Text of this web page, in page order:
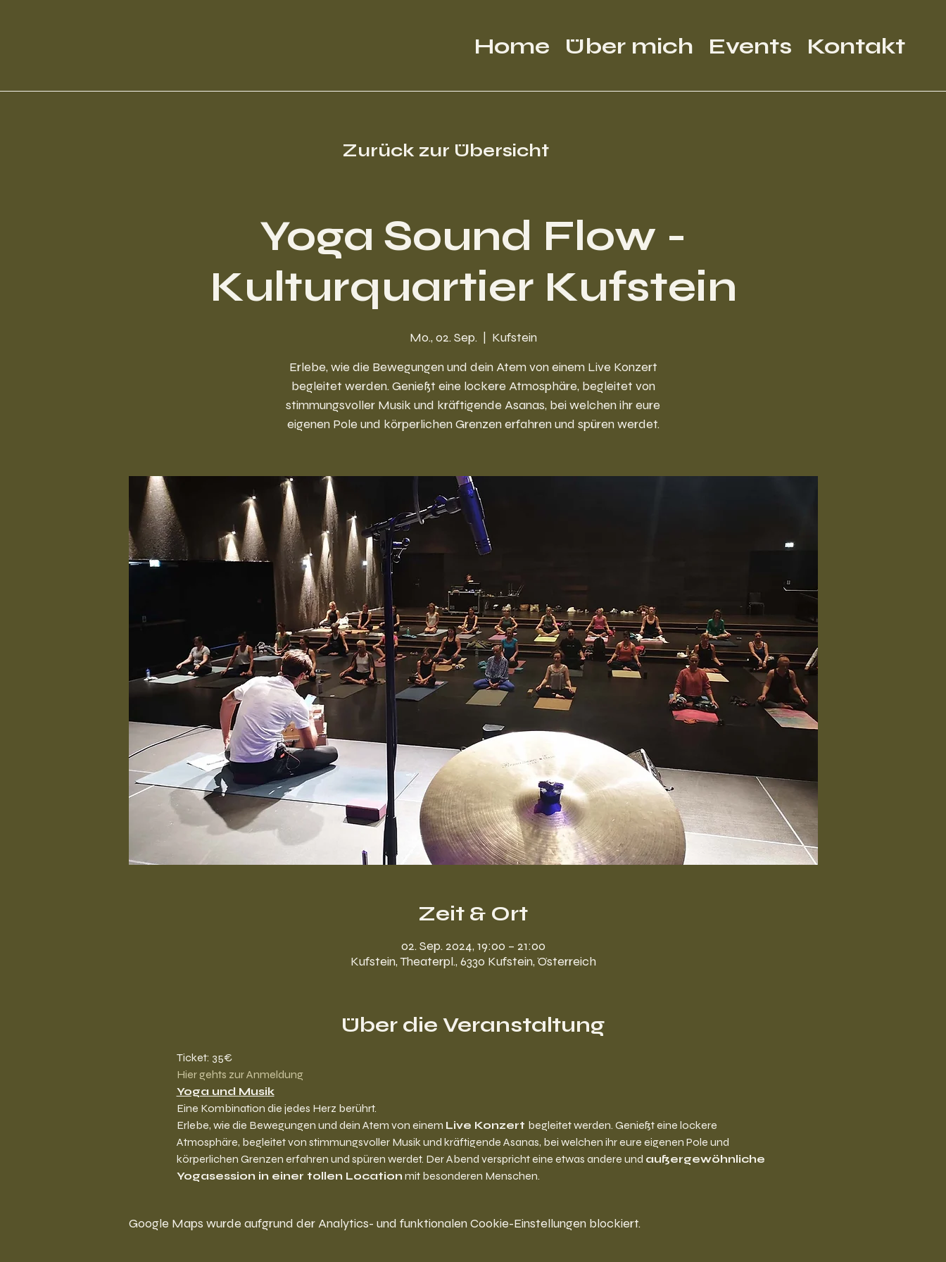
Home Über mich Events Kontakt
Yoga Sound Flow -
Kulturquartier Kufstein
Mo., 02. Sep.
  |
Kufstein
Erlebe, wie die Bewegungen und dein Atem von einem Live Konzert
begleitet werden. Genießt eine lockere Atmosphäre, begleitet von
stimmungsvoller Musik und kräftigende Asanas, bei welchen ihr eure
eigenen Pole und körperlichen Grenzen erfahren und spüren werdet.
Zeit & Ort
02. Sep. 2024, 19:00 – 21:00
Kufstein, Theaterpl., 6330 Kufstein, Österreich
Über die Veranstaltung
Ticket: 35€
Hier gehts zur Anmeldung
Yoga und Musik
Eine Kombination die jedes Herz berührt.
Erlebe, wie die Bewegungen und dein Atem von einem Live Konzert begleitet werden. Genießt eine lockere
Atmosphäre, begleitet von stimmungsvoller Musik und kräftigende Asanas, bei welchen ihr eure eigenen Pole und
körperlichen Grenzen erfahren und spüren werdet. Der Abend verspricht eine etwas andere und außergewöhnliche
Yogasession in einer tollen Location mit besonderen Menschen.
Google Maps wurde aufgrund der Analytics- und funktionalen Cookie-Einstellungen blockiert.
Zurück zur Übersicht